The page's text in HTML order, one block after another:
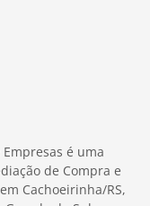
é uma
de Compra e
Cachoeirinha/RS,